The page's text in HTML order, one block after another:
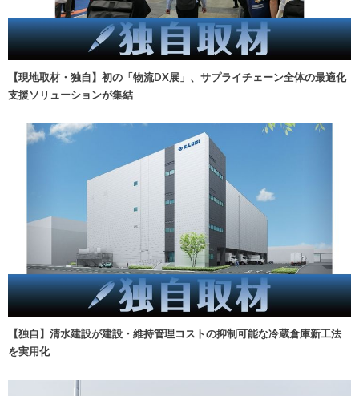
【現地取材・独自】初の「物流DX展」、サプライチェーン全体の最適化
支援ソリューションが集結
【独自】清水建設が建設・維持管理コストの抑制可能な冷蔵倉庫新工法
を実用化